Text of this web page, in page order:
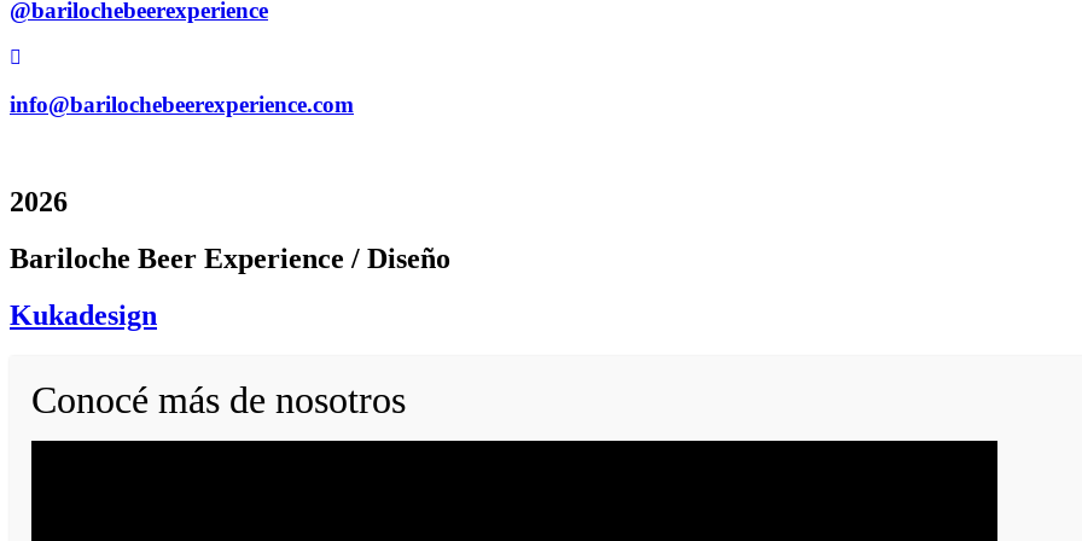
@barilochebeerexperience
info@barilochebeerexperience.com
2026
Bariloche Beer Experience / Diseño
Kukadesign
Conocé más de nosotros